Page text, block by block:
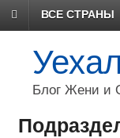
ВСЕ СТРАНЫ
Блог Жени и